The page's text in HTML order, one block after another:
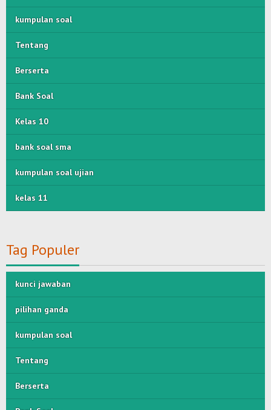
kumpulan soal
Tentang
Berserta
Bank Soal
Kelas 10
bank soal sma
kumpulan soal ujian
kelas 11
Tag Populer
kunci jawaban
pilihan ganda
kumpulan soal
Tentang
Berserta